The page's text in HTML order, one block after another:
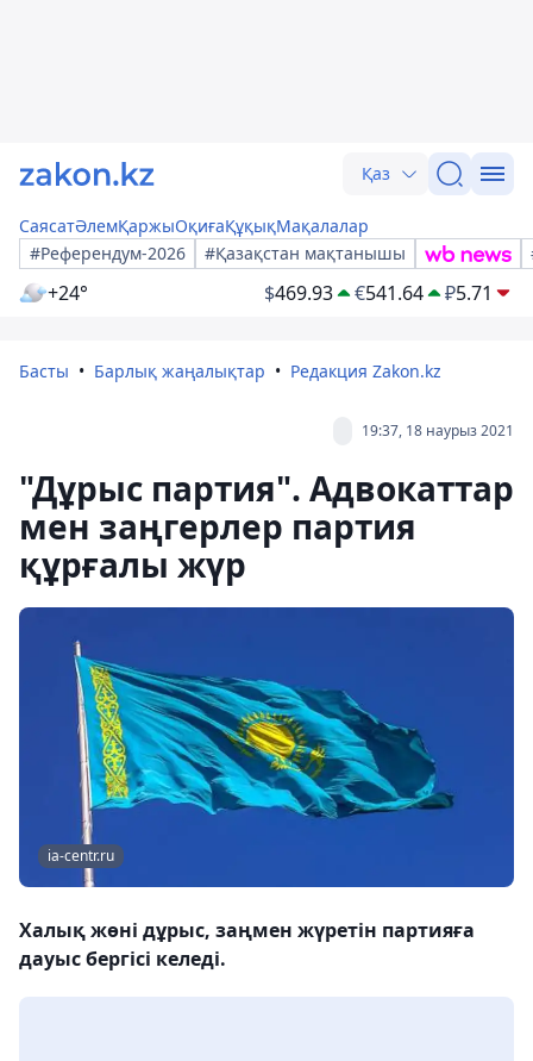
Қаз
СаясатӘлемҚаржыОқиғаҚұқықМақалалар
#Референдум-2026
#Қазақстан мақтанышы
+24° $469.93 €541.64 ₽5.71
Басты Барлық жаңалықтар Редакция Zakon.kz
19:37, 18 наурыз 2021
"Дұрыс партия". Адвокаттар
мен заңгерлер партия
құрғалы жүр
ia-centr.ru
Халық жөні дұрыс, заңмен жүретін партияға
дауыс бергісі келеді.